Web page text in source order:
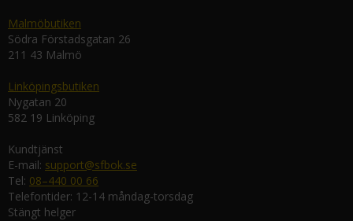
Malmöbutiken
Södra Förstadsgatan 26
211 43 Malmö
Linköpingsbutiken
Nygatan 20
582 19 Linköping
Kundtjänst
E-mail: support@sfbok.se
Tel: 08–440 00 66
Telefontider: 12-14 måndag-torsdag
Stängt helger